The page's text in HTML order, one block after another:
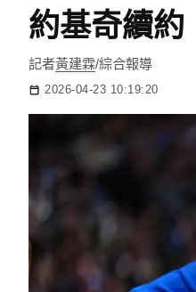
約基奇續
記者黃建霖/綜合報導
2026-04-23 10:19:20